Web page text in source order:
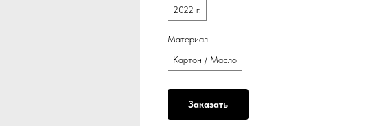
2022 г.
Материал
Картон / Масло
Заказать